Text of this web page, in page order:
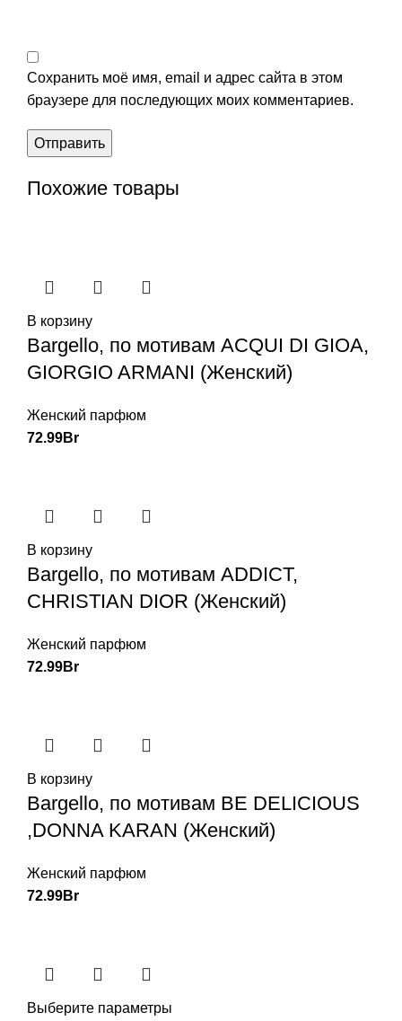
Сохранить моё имя, email и адрес сайта в этом
браузере для последующих моих комментариев.
Похожие товары
В корзину
Bargello, по мотивам ACQUI DI GIOA,
GIORGIO ARMANI (Женский)
Женский парфюм
72.99Br
В корзину
Bargello, по мотивам ADDICT,
CHRISTIAN DIOR (Женский)
Женский парфюм
72.99Br
В корзину
Bargello, по мотивам BE DELICIOUS
,DONNA KARAN (Женский)
Женский парфюм
72.99Br
Выберите параметры